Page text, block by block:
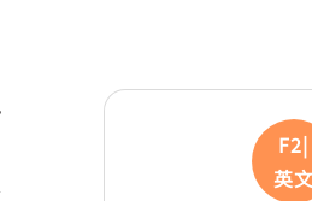
F2|
英文